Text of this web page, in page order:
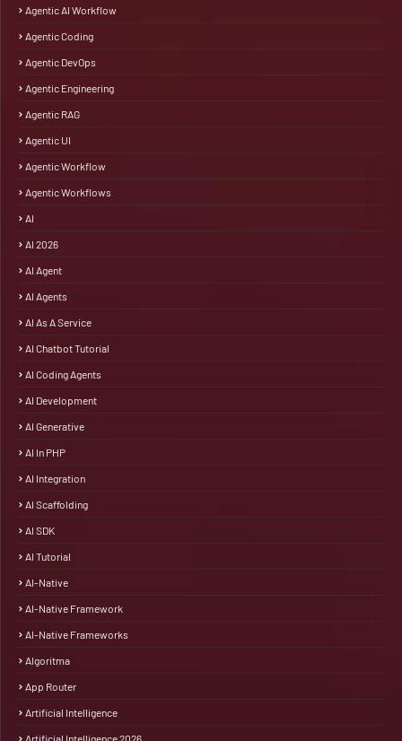
Agentic AI Workflow
Agentic Coding
Agentic DevOps
Agentic Engineering
Agentic RAG
Agentic UI
Agentic Workflow
Agentic Workflows
AI
AI 2026
AI Agent
AI Agents
AI As A Service
AI Chatbot Tutorial
AI Coding Agents
AI Development
AI Generative
AI In PHP
AI Integration
AI Scaffolding
AI SDK
AI Tutorial
AI-Native
AI-Native Framework
AI-Native Frameworks
Algoritma
App Router
Artificial Intelligence
Artificial Intelligence 2026